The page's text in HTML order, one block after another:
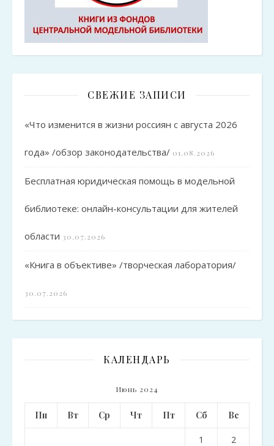
СВЕЖИЕ ЗАПИСИ
«Что изменится в жизни россиян с августа 2026
года» /обзор законодательства/ 01.08.2026
Бесплатная юридическая помощь в модельной
библиотеке: онлайн-консультации для жителей
области 30.07.2026
«Книга в объективе» /творческая лаборатория/
30.07.2026
КАЛЕНДАРЬ
Июнь 2024
Пн Вт Ср Чт Пт Сб Вс
1 2